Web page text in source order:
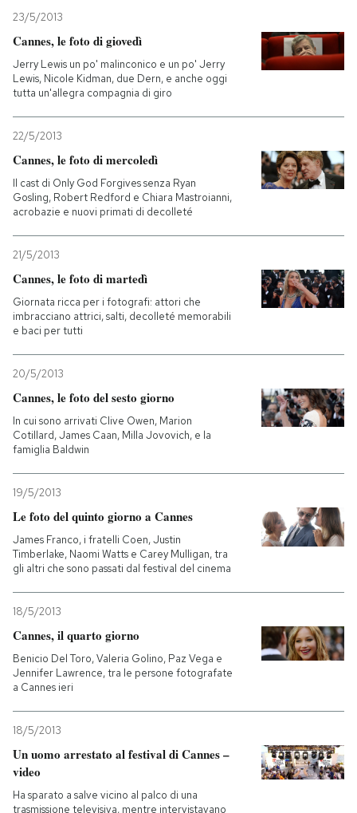
AREA PERSONALE
Entra
23/5/2013
Cannes, le foto di giovedì
Jerry Lewis un po' malinconico e un po' Jerry
Lewis, Nicole Kidman, due Dern, e anche oggi
tutta un'allegra compagnia di giro
22/5/2013
Cannes, le foto di mercoledì
Il cast di Only God Forgives senza Ryan
Gosling, Robert Redford e Chiara Mastroianni,
acrobazie e nuovi primati di decolleté
21/5/2013
Cannes, le foto di martedì
Giornata ricca per i fotografi: attori che
imbracciano attrici, salti, decolleté memorabili
e baci per tutti
20/5/2013
Cannes, le foto del sesto giorno
In cui sono arrivati Clive Owen, Marion
Cotillard, James Caan, Milla Jovovich, e la
famiglia Baldwin
19/5/2013
Le foto del quinto giorno a Cannes
James Franco, i fratelli Coen, Justin
Timberlake, Naomi Watts e Carey Mulligan, tra
gli altri che sono passati dal festival del cinema
18/5/2013
Cannes, il quarto giorno
Benicio Del Toro, Valeria Golino, Paz Vega e
Jennifer Lawrence, tra le persone fotografate
a Cannes ieri
18/5/2013
Un uomo arrestato al festival di Cannes –
video
Ha sparato a salve vicino al palco di una
trasmissione televisiva, mentre intervistavano